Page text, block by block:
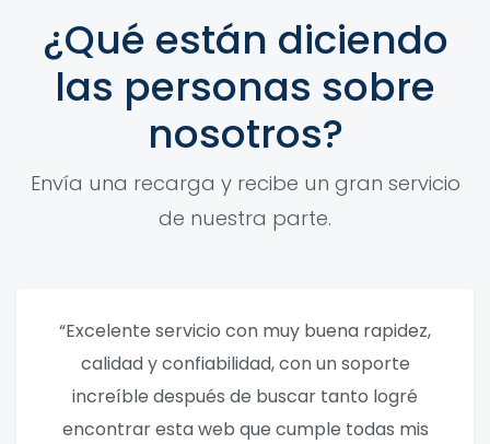
¿Qué están diciendo
las personas sobre
nosotros?
Envía una recarga y recibe un gran servicio
de nuestra parte.
“Excelente servicio con muy buena rapidez,
calidad y confiabilidad, con un soporte
increíble después de buscar tanto logré
encontrar esta web que cumple todas mis